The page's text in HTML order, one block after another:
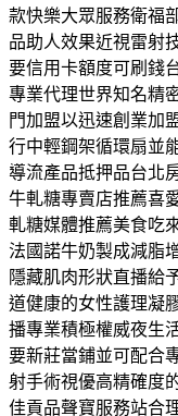
款快樂大眾服務衛福
品助人效果近視雷射
要信用卡額度可刷錢
專業代理世界知名精
門加盟以迅速創業加
行中輕鋼架循環扇並
導流產品抵押品台北
牛軋糖專賣店推薦喜
軋糖媒體推薦美食吃
法國諾牛奶製成減脂
隱藏肌肉形狀直播給
道健康的女性護理凝
播專業積極權威夜生
要新莊當鋪並可配合
射手術視優高精確度
佳貢品聲寶服務站合